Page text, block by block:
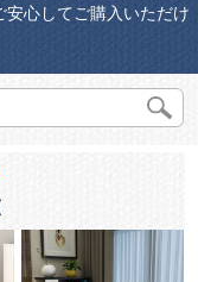
安心してご購入いただけ